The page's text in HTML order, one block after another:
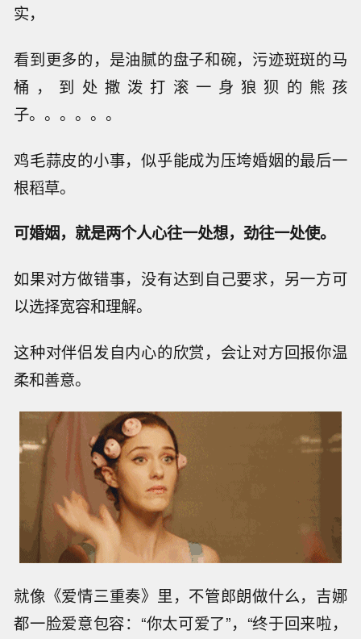
实，
看到更多的，是油腻的盘子和碗，污迹斑斑的马
桶，到处撒泼打滚一身狼狈的熊孩
子。。。。。。
鸡毛蒜皮的小事，似乎能成为压垮婚姻的最后一
根稻草。
可婚姻，就是两个人心往一处想，劲往一处使。
如果对方做错事，没有达到自己要求，另一方可
以选择宽容和理解。
这种对伴侣发自内心的欣赏，会让对方回报你温
柔和善意。
就像《爱情三重奏》里，不管郎朗做什么，吉娜
都一脸爱意包容：“你太可爱了”，“终于回来啦，